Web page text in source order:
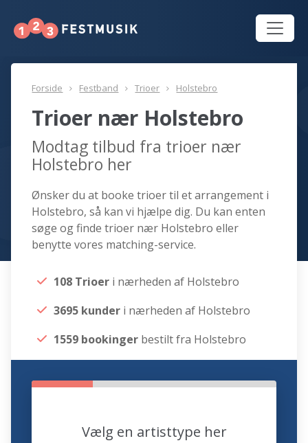
Forside Festband Trioer Holstebro
Trioer nær Holstebro
Modtag tilbud fra trioer nær
Holstebro her
Ønsker du at booke trioer til et arrangement i
Holstebro, så kan vi hjælpe dig. Du kan enten
søge og finde trioer nær Holstebro eller
benytte vores matching-service.
108 Trioer i nærheden af Holstebro
3695 kunder i nærheden af Holstebro
1559 bookinger bestilt fra Holstebro
Vælg en artisttype her